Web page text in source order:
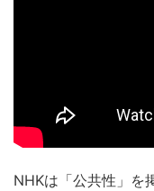
NHKは「公共性」を